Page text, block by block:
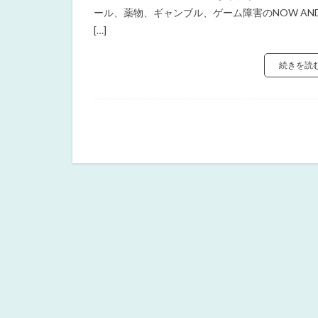
ール、薬物、ギャンブル、ゲーム障害のNOW
[…]
続きを読